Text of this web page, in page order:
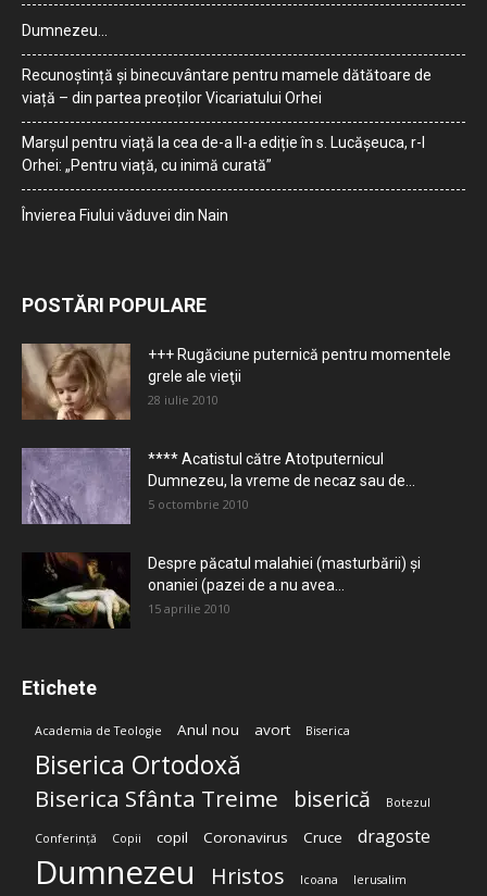
Dumnezeu…
Recunoștință și binecuvântare pentru mamele dătătoare de
viață – din partea preoților Vicariatului Orhei
Marșul pentru viață la cea de-a II-a ediție în s. Lucășeuca, r-l
Orhei: „Pentru viață, cu inimă curată”
Învierea Fiului văduvei din Nain
POSTĂRI POPULARE
+++ Rugăciune puternică pentru momentele
grele ale vieţii
28 iulie 2010
**** Acatistul către Atotputernicul
Dumnezeu, la vreme de necaz sau de...
5 octombrie 2010
Despre păcatul malahiei (masturbării) şi
onaniei (pazei de a nu avea...
15 aprilie 2010
Etichete
Academia de Teologie Anul nou avort Biserica
Biserica Ortodoxă
Biserica Sfânta Treime biserică Botezul
Conferință Copii copil Coronavirus Cruce dragoste
Dumnezeu Hristos Icoana Ierusalim